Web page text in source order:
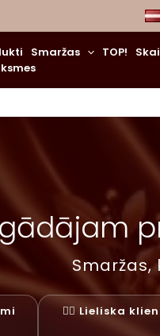
Smaržas TOP!
✓⃝ Lieliska